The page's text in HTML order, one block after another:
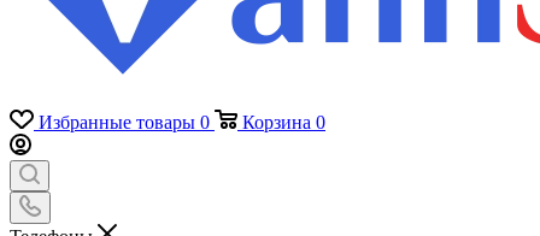
Избранные товары 0 Корзина 0